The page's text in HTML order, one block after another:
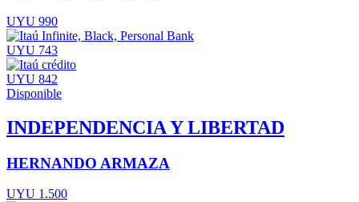
UYU 990
UYU 743
UYU 842
Disponible
INDEPENDENCIA Y LIBERTAD
HERNANDO ARMAZA
UYU 1.500